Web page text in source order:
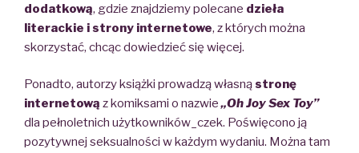
dodatkową, gdzie znajdziemy polecane dzieła
literackie i strony internetowe, z których można
skorzystać, chcąc dowiedzieć się więcej.
Ponadto, autorzy książki prowadzą własnąstronę
internetową z komiksami o nazwie„Oh Joy Sex Toy”
dla pełnoletnich użytkowników_czek. Poświęcono ją
pozytywnej seksualności w każdym wydaniu. Można tam